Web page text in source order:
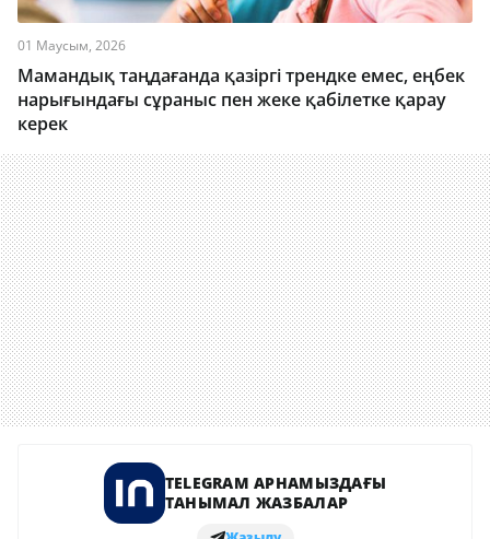
01 Маусым, 2026
Мамандық таңдағанда қазіргі трендке емес, еңбек
нарығындағы сұраныс пен жеке қабілетке қарау
керек